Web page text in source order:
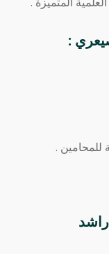
المتميزة .
:
للمحامين .